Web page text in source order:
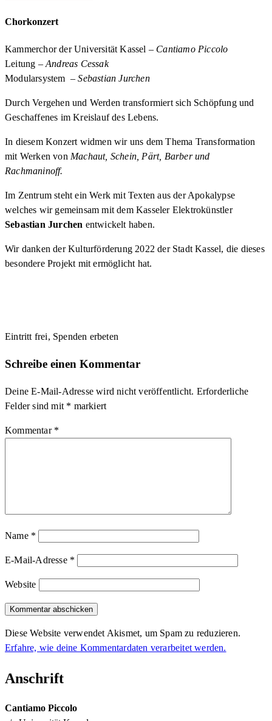
Chorkonzert
Kammerchor der Universität Kassel – Cantiamo Piccolo
Leitung – Andreas Cessak
Modularsystem –Sebastian Jurchen
Durch Vergehen und Werden transformiert sich Schöpfung und
Geschaffenes im Kreislauf des Lebens.
In diesem Konzert widmen wir uns dem Thema Transformation
mit Werken von Machaut, Schein, Pärt, Barber und
Rachmaninoff.
Im Zentrum steht ein Werk mit Texten aus der Apokalypse
welches wir gemeinsam mit dem Kasseler Elektrokünstler
Sebastian Jurchen entwickelt haben.
Wir danken der Kulturförderung 2022 der Stadt Kassel, die dieses
besondere Projekt mit ermöglicht hat.
Eintritt frei, Spenden erbeten
Schreibe einen Kommentar
Deine E-Mail-Adresse wird nicht veröffentlicht. Erforderliche
Felder sind mit * markiert
Kommentar *
Name *
E-Mail-Adresse *
Website
Diese Website verwendet Akismet, um Spam zu reduzieren.
Erfahre, wie deine Kommentardaten verarbeitet werden.
Anschrift
Cantiamo Piccolo